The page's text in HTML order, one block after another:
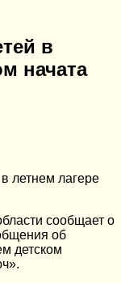
в
начата
летнем лагере
сообщает о
об
детском